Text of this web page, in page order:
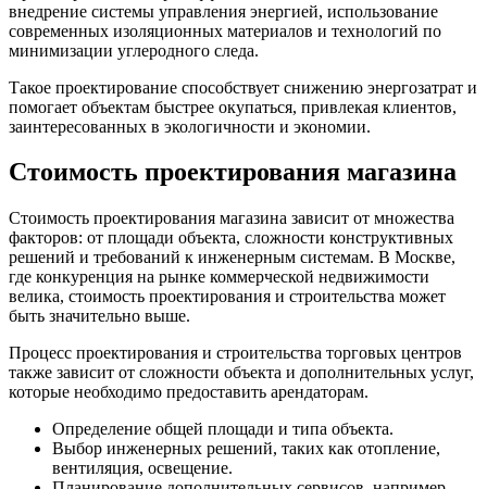
внедрение системы управления энергией, использование
современных изоляционных материалов и технологий по
минимизации углеродного следа.
Такое проектирование способствует снижению энергозатрат и
помогает объектам быстрее окупаться, привлекая клиентов,
заинтересованных в экологичности и экономии.
Стоимость проектирования магазина
Стоимость проектирования магазина зависит от множества
факторов: от площади объекта, сложности конструктивных
решений и требований к инженерным системам. В Москве,
где конкуренция на рынке коммерческой недвижимости
велика, стоимость проектирования и строительства может
быть значительно выше.
Процесс проектирования и строительства торговых центров
также зависит от сложности объекта и дополнительных услуг,
которые необходимо предоставить арендаторам.
Определение общей площади и типа объекта.
Выбор инженерных решений, таких как отопление,
вентиляция, освещение.